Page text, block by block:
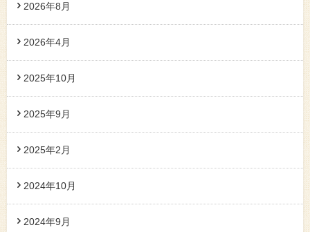
2026年8月
2026年4月
2025年10月
2025年9月
2025年2月
2024年10月
2024年9月